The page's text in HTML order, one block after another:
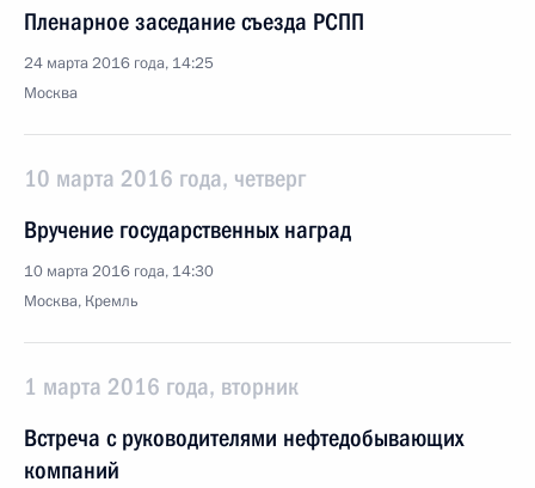
Пленарное заседание съезда РСПП
24 марта 2016 года, 14:25
Москва
10 марта 2016 года, четверг
Вручение государственных наград
10 марта 2016 года, 14:30
Москва, Кремль
1 марта 2016 года, вторник
Встреча с руководителями нефтедобывающих
компаний